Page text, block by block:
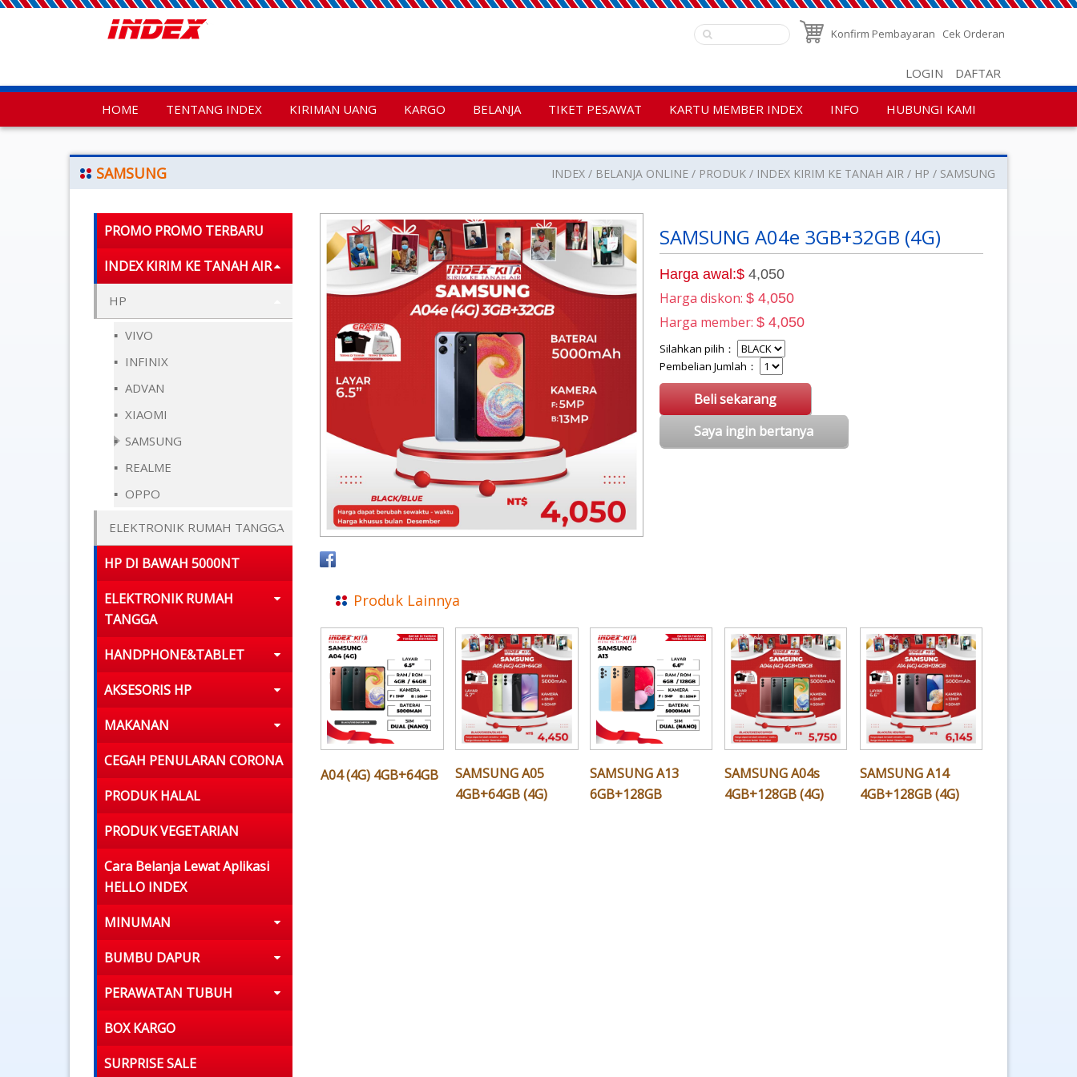
Konfirm Pembayaran Cek Orderan
LOGIN DAFTAR
HOME TENTANG INDEX KIRIMAN UANG KARGO BELANJA TIKET PESAWAT KARTU MEMBER INDEX INFO HUBUNGI KAMI
SAMSUNG INDEX BELANJA ONLINE PRODUK INDEX KIRIM KE TANAH AIR HP SAMSUNG
PROMO PROMO TERBARU
INDEX KIRIM KE TANAH AIR
HP
VIVO
INFINIX
ADVAN
XIAOMI
SAMSUNG
REALME
OPPO
ELEKTRONIK RUMAH TANGGA
HP DI BAWAH 5000NT
ELEKTRONIK RUMAH
TANGGA
HANDPHONE&TABLET
AKSESORIS HP
MAKANAN
CEGAH PENULARAN CORONA
PRODUK HALAL
PRODUK VEGETARIAN
Cara Belanja Lewat Aplikasi
HELLO INDEX
MINUMAN
BUMBU DAPUR
PERAWATAN TUBUH
BOX KARGO
SURPRISE SALE
SAMSUNG A04e 3GB+32GB (4G)
Harga awal:$ 4,050
Harga diskon:$ 4,050
Harga member:$ 4,050
Silahkan pilih：
Pembelian Jumlah：
Beli sekarang
Saya ingin bertanya
Produk Lainnya
A04 (4G) 4GB+64GB
SAMSUNG A05
4GB+64GB (4G)
SAMSUNG A13
6GB+128GB
SAMSUNG A04s
4GB+128GB (4G)
SAMSUNG A14
4GB+128GB (4G)